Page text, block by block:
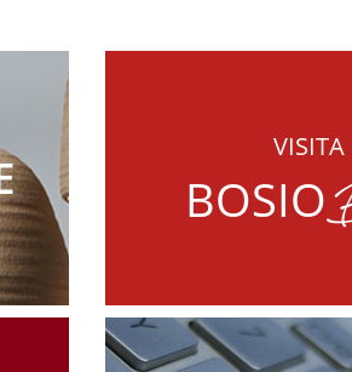
VISITA
BOSIO